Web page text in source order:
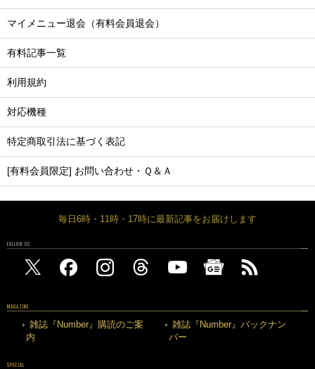
マイメニュー退会（有料会員退会）
有料記事一覧
利用規約
対応機種
特定商取引法に基づく表記
[有料会員限定] お問い合わせ・Ｑ＆Ａ
毎日6時・11時・17時に最新記事をお届けします
FOLLOW US
MAGAZINE
雑誌『Number』購読のご案
内
雑誌『Number』バックナン
バー
SPECIAL